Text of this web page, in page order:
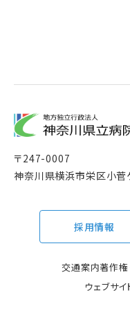
〒247-0007
神奈川県横浜市栄区小
採用情報
交通案内著作権
ウェブサ